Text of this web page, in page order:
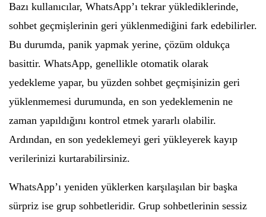
Bazı kullanıcılar, WhatsApp’ı tekrar yüklediklerinde,
sohbet geçmişlerinin geri yüklenmediğini fark edebilirler.
Bu durumda, panik yapmak yerine, çözüm oldukça
basittir. WhatsApp, genellikle otomatik olarak
yedekleme yapar, bu yüzden sohbet geçmişinizin geri
yüklenmemesi durumunda, en son yedeklemenin ne
zaman yapıldığını kontrol etmek yararlı olabilir.
Ardından, en son yedeklemeyi geri yükleyerek kayıp
verilerinizi kurtarabilirsiniz.
WhatsApp’ı yeniden yüklerken karşılaşılan bir başka
sürpriz ise grup sohbetleridir. Grup sohbetlerinin sessiz